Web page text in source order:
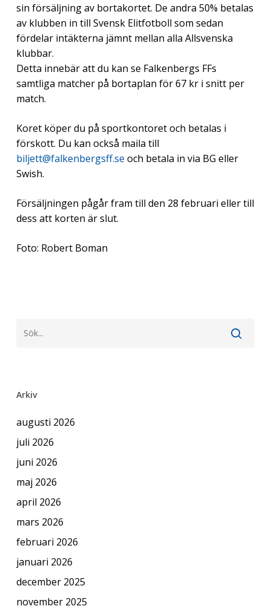
sin försäljning av bortakortet. De andra 50% betalas
av klubben in till Svensk Elitfotboll som sedan
fördelar intäkterna jämnt mellan alla Allsvenska
klubbar.
Detta innebär att du kan se Falkenbergs FFs
samtliga matcher på bortaplan för 67 kr i snitt per
match.
Koret köper du på sportkontoret och betalas i
förskott. Du kan också maila till
biljett@falkenbergsff.se och betala in via BG eller
Swish.
Försäljningen pågår fram till den 28 februari eller till
dess att korten är slut.
Foto: Robert Boman
Arkiv
augusti 2026
juli 2026
juni 2026
maj 2026
april 2026
mars 2026
februari 2026
januari 2026
december 2025
november 2025